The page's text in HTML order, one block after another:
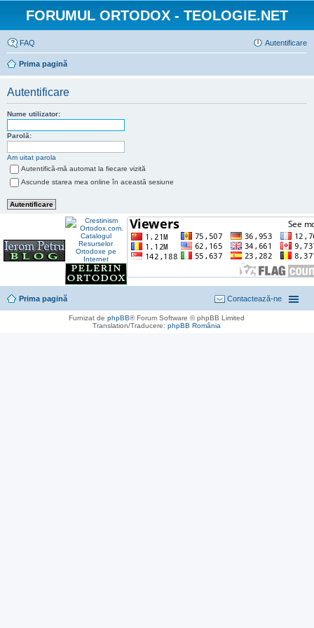
FORUMUL ORTODOX - TEOLOGIE.NET
FAQ Autentificare
Prima pagină
Autentificare
Nume utilizator:
Parolă:
Am uitat parola
Autentifică-mă automat la fiecare vizită
Ascunde starea mea online în această sesiune
Prima pagină Contactează-ne
Furnizat dephpBB® Forum Software © phpBB Limited
Translation/Traducere:phpBB România